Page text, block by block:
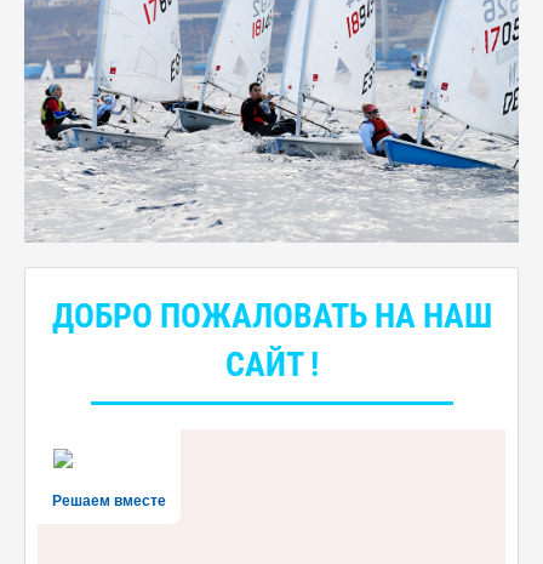
ДОБРО ПОЖАЛОВАТЬ НА НАШ
САЙТ !
Решаем вместе